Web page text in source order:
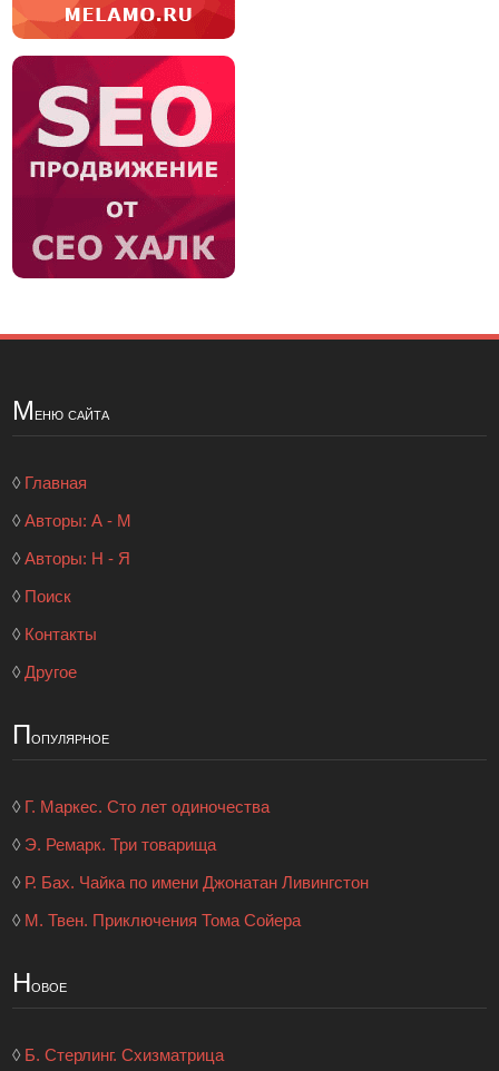
Меню сайта
◊ Главная
◊Авторы: А - М
◊Авторы: Н - Я
◊ Поиск
◊ Контакты
◊Другое
Популярное
◊ Г. Маркес. Сто лет одиночества
◊ Э. Ремарк. Три товарища
◊ Р. Бах. Чайка по имени Джонатан Ливингстон
◊ М. Твен. Приключения Тома Сойера
Новое
◊ Б. Стерлинг. Схизматрица